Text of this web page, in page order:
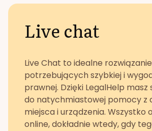
Live chat
Live Chat to idealne
potrzebujących szybkiej i
prawnej. Dzięki LegalHelp masz
do natychmiastowej pomocy z
miejsca i urządzenia. Wszystko
online, dokładnie wtedy, gdy